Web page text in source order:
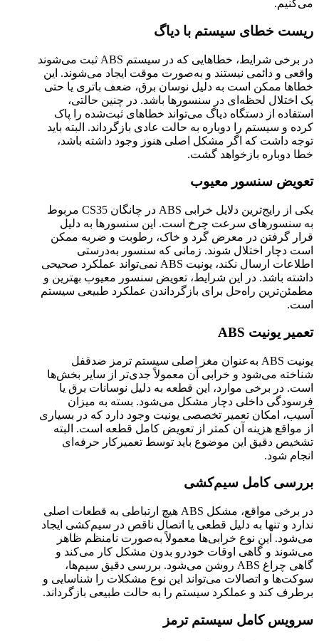
می‌کنیم.
ریست خطای سیستم با دیاگ
در برخی شرایط، خطاهایی که در سیستم ABS ثبت می‌شوند
واقعی و دائمی نیستند و به‌صورت موقت ایجاد می‌شوند. این
خطاها ممکن است به دلیل نوسان برق، ضعف باتری یا حتی
یک اختلال لحظه‌ای در سنسورها باشد. در چنین حالتی،
استفاده از دستگاه دیاگ می‌تواند خطاهای ثبت‌شده را پاک
کرده و سیستم را دوباره به حالت عادی بازگرداند. البته باید
توجه داشت که اگر مشکل اصلی هنوز وجود داشته باشد،
خطا دوباره بازخواهد گشت.
تعویض سنسور معیوب
یکی از رایج‌ترین دلایل خرابی ABS در چانگان CS35 مربوط
به سنسورهای سرعت چرخ است. این سنسورها به دلیل
قرار گرفتن در معرض گرد و خاک، رطوبت و ضربه ممکن
است دچار اختلال شوند. زمانی که سنسور به‌درستی
اطلاعات ارسال نکند، یونیت ABS نمی‌تواند عملکرد صحیحی
داشته باشد. در این شرایط، تعویض سنسور معیوب بهترین و
مطمئن‌ترین راه‌حل برای بازگرداندن عملکرد طبیعی سیستم
است.
تعمیر یونیت ABS
یونیت ABS به‌عنوان مغز اصلی سیستم ترمز ضدقفل
شناخته می‌شود و خرابی آن معمولاً جدی‌تر از سایر بخش‌ها
است. در برخی موارد، این قطعه به دلیل نوسانات برق یا
فرسودگی داخلی دچار مشکل می‌شود. بسته به میزان
آسیب، امکان تعمیر تخصصی یونیت وجود دارد که در بسیاری
از مواقع هزینه آن کمتر از تعویض کامل قطعه است. البته
تشخیص دقیق این موضوع باید توسط تعمیرکار حرفه‌ای
انجام شود.
بررسی کامل سیم‌کشی
در برخی مواقع، مشکل ABS هیچ ارتباطی به قطعات اصلی
ندارد و تنها به دلیل قطعی یا اتصال ناقص در سیم‌کشی ایجاد
می‌شود. این نوع خرابی‌ها معمولاً به‌صورت نامنظم ظاهر
می‌شوند و گاهی اوقات خودرو بدون مشکل کار می‌کند و
گاهی چراغ ABS روشن می‌شود. بررسی دقیق سیم‌ها،
سوکت‌ها و اتصالات می‌تواند این نوع مشکلات را شناسایی و
برطرف کند و عملکرد سیستم را به حالت طبیعی بازگرداند.
سرویس کامل سیستم ترمز